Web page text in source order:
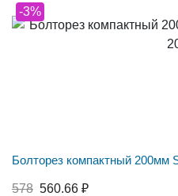
-3%
Болторез компактный 200мм
578 560.66 ₽